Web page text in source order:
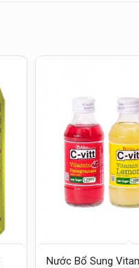
Nước Bổ Sung